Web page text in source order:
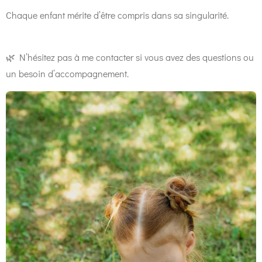
Chaque enfant mérite d’être compris dans sa singularité.
🌿 N’hésitez pas à me contacter si vous avez des questions ou
un besoin d’accompagnement.